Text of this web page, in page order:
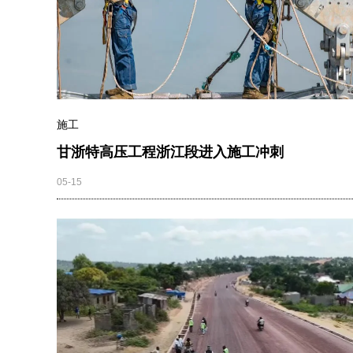
施工
甘浙特高压工程浙江段进入施工冲刺
05-15